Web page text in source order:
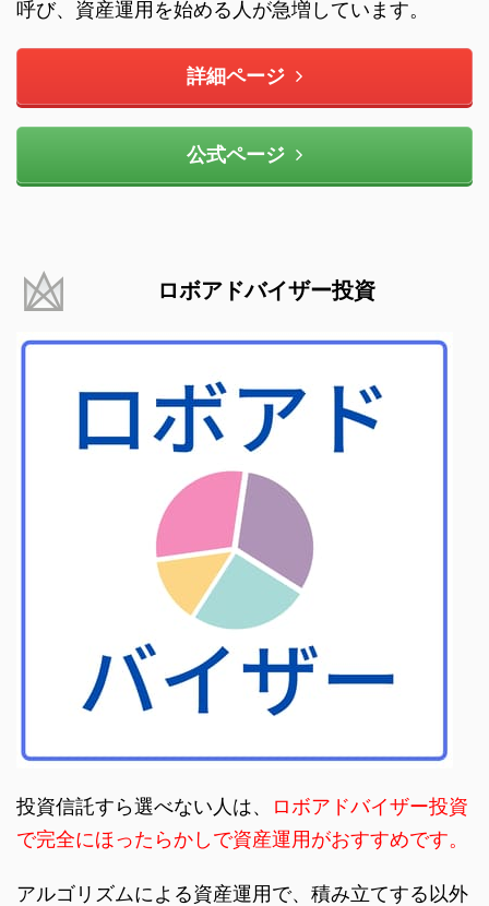
呼び、資産運用を始める人が急増しています。
詳細ページ
公式ページ
ロボアドバイザー投資
投資信託すら選べない人は、
ロボアドバイザー投資
で完全にほったらかしで資産運用がおすすめです。
アルゴリズムによる資産運用で、積み立てする以外